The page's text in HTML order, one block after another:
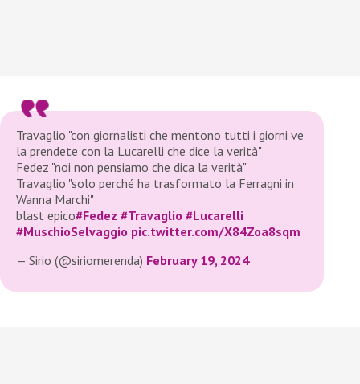
Travaglio "con giornalisti che mentono tutti i giorni ve
la prendete con la Lucarelli che dice la verità"
Fedez "noi non pensiamo che dica la verità"
Travaglio "solo perché ha trasformato la Ferragni in
Wanna Marchi"
blast epico#Fedez #Travaglio #Lucarelli
#MuschioSelvaggio pic.twitter.com/X84Zoa8sqm
— Sirio (@siriomerenda) February 19, 2024